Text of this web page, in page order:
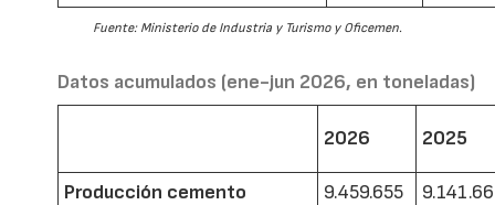
Fuente: Ministerio de Industria y Turismo y Oficemen.
Datos acumulados (ene-jun 2026, en toneladas)
2026 2025
Producción cemento 9.459.655